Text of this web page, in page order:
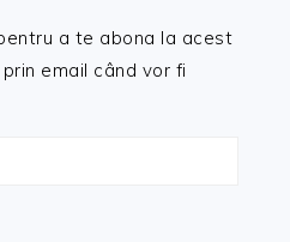
a te abona la acest
email când vor fi